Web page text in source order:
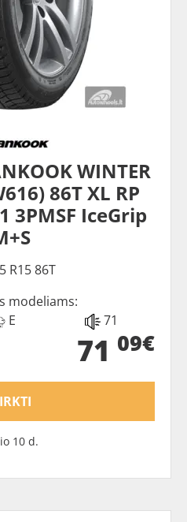
WINTER
86T XL RP
3PMSF IceGrip
R15 86T
modeliams:
E 71
71 09€
10 d.